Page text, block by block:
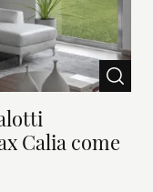
Calia come